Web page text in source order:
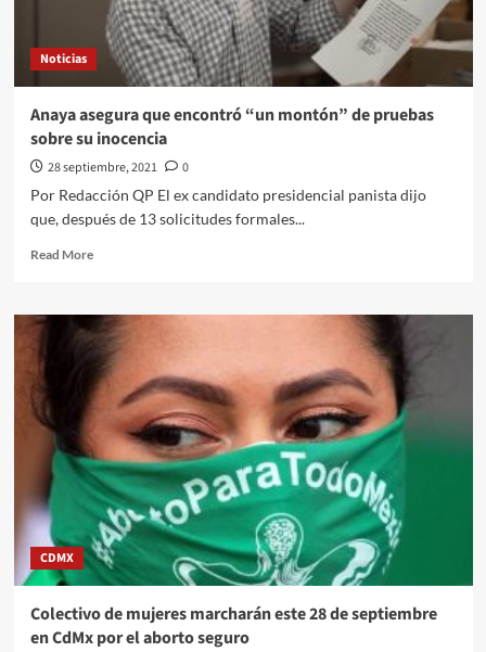
través
de
Revisión
#QuehacerPolitico
#InquiriendoLaNoticia
Noticias
Anaya asegura que encontró “un montón” de pruebas
sobre su inocencia
28 septiembre, 2021
0
Por Redacción QP El ex candidato presidencial panista dijo
que, después de 13 solicitudes formales...
Read MoreRead
Anaya
asegura
que
encontró
“un
montón”
de
pruebas
sobre
su
inocencia
CDMX
Colectivo de mujeres marcharán este 28 de septiembre
en CdMx por el aborto seguro